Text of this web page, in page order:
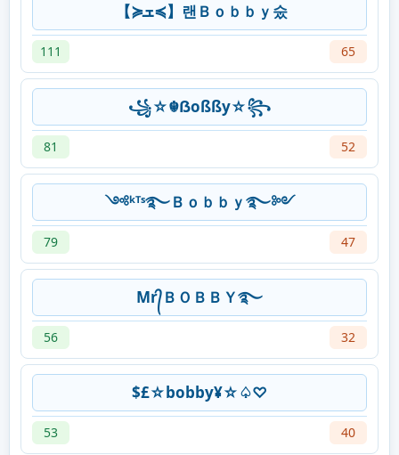
【≽ܫ≼】랜Ｂｏｂｂｙ숬
111 65
꧁☆☬ẞoßßy☆꧂
81 52
༺ᵏᵀˢ࿐Ｂｏｂｂｙ࿐༻
79 47
Mr᭄ＢＯＢＢＹ࿐
56 32
$£☆bobby¥☆♤♡
53 40